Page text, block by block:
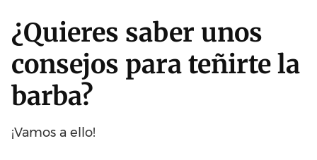
¿Quieres saber unos
consejos para teñirte la
barba?
¡Vamos a ello!